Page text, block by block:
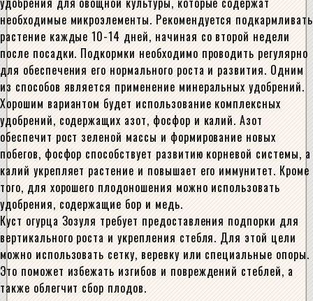
необходимые микроэлементы. Рекомендуется подкармливать
растение каждые 10-14 дней, начиная со второй недели
после посадки. Подкормки необходимо проводить регулярно
для обеспечения его нормального роста и развития. Одним
из способов является применение минеральных удобрений.
Хорошим вариантом будет использование комплексных
удобрений, содержащих азот, фосфор и калий. Азот
обеспечит рост зеленой массы и формирование новых
побегов, фосфор способствует развитию корневой системы, а
калий укрепляет растение и повышает его иммунитет. Кроме
того, для хорошего плодоношения можно использовать
удобрения, содержащие бор и медь.
Куст огурца Зозуля требует предоставления подпорки для
вертикального роста и укрепления стебля. Для этой цели
можно использовать сетку, веревку или специальные опоры.
Это поможет избежать изгибов и повреждений стеблей, а
также облегчит сбор плодов.